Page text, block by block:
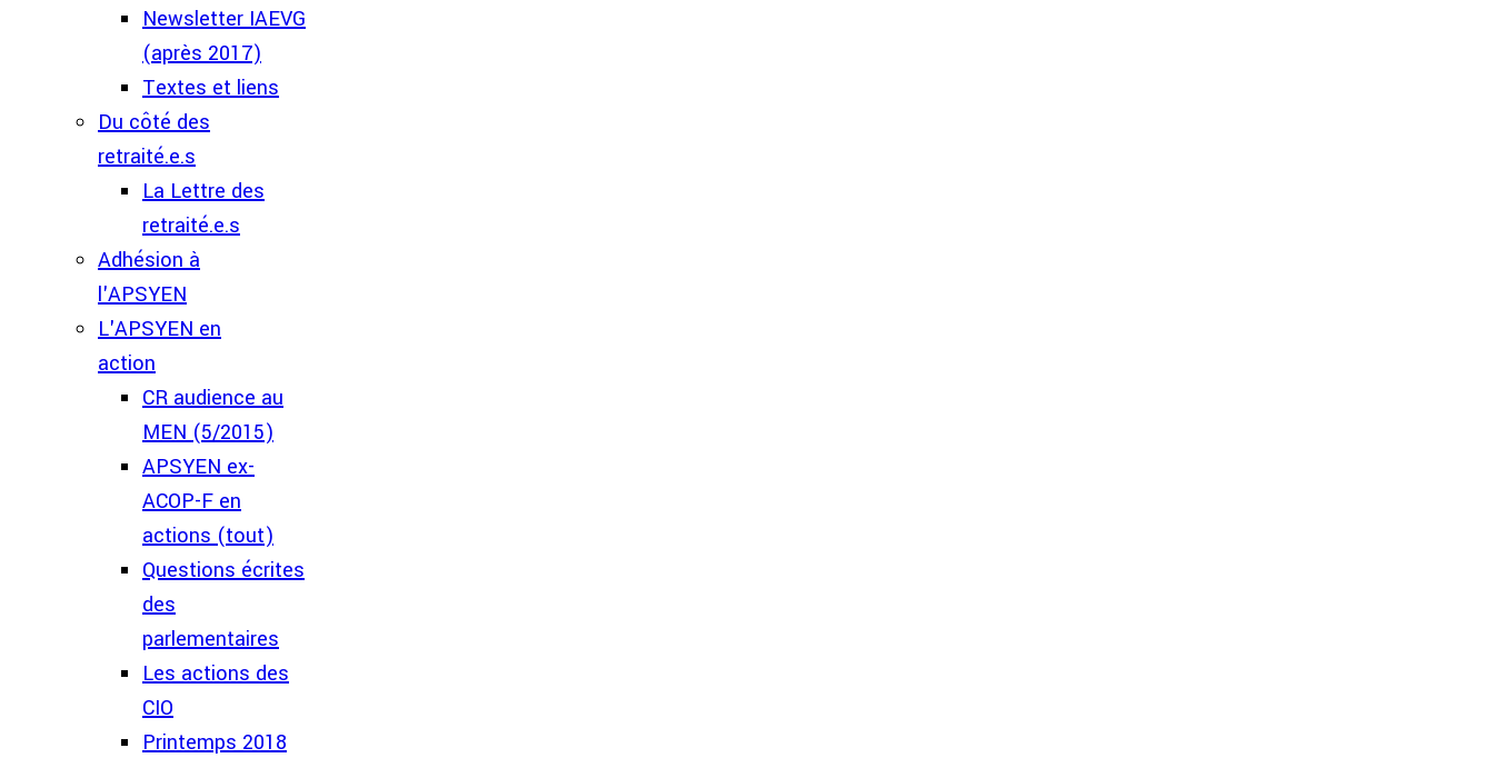
Newsletter IAEVG
(après 2017)
Textes et liens
Du côté des
retraité.e.s
La Lettre des
retraité.e.s
Adhésion à
l'APSYEN
L'APSYEN en
action
CR audience au
MEN (5/2015)
APSYEN ex-
ACOP-F en
actions (tout)
Questions écrites
des
parlementaires
Les actions des
CIO
Printemps 2018